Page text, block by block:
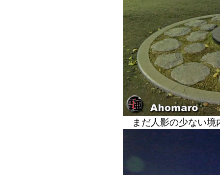
まだ人影の少ない境